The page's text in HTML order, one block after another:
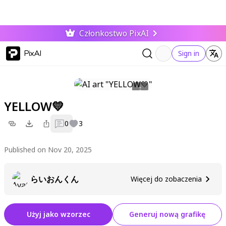
Członkostwo PixAI
PixAI Sign in
YELLOW💛
0 3
Published on Nov 20, 2025
らいおんくん Więcej do zobaczenia
Użyj jako wzorzec Generuj nową grafikę